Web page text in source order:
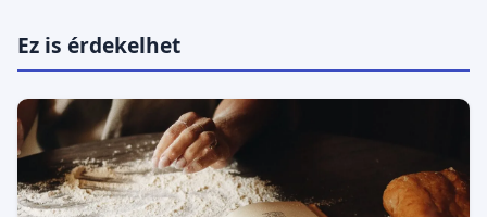
Ez is érdekelhet